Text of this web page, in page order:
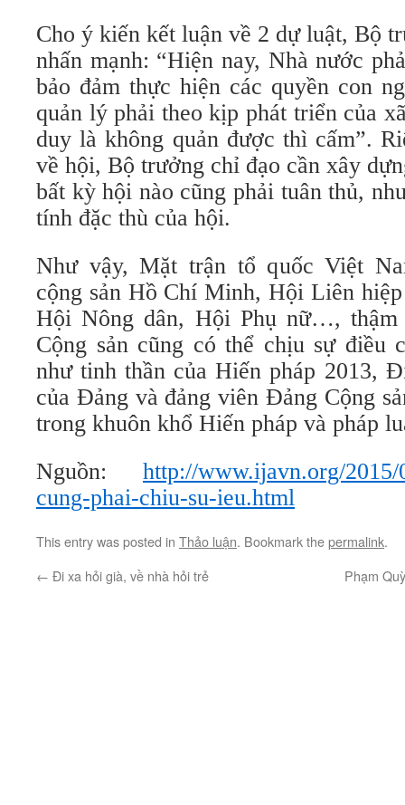
Cho ý kiến kết luận về 2 dự luật, Bộ
nhấn mạnh: “Hiện nay, Nhà nước
bảo đảm thực hiện các quyền con
quản lý phải theo kịp phát triển của
duy là không quản được thì cấm”.
về hội, Bộ trưởng chỉ đạo cần xây
bất kỳ hội nào cũng phải tuân thủ,
tính đặc thù của hội.
Như vậy, Mặt trận tổ quốc Việt
cộng sản Hồ Chí Minh, Hội Liên
Hội Nông dân, Hội Phụ nữ…,
Cộng sản cũng có thể chịu sự điều
như tinh thần của Hiến pháp 2013,
của Đảng và đảng viên Đảng Cộng
trong khuôn khổ Hiến pháp và pháp
Nguồn: http://www.ijavn.org/2015/
cung-phai-chiu-su-ieu.html
This entry was posted in Thảo luận. Bookmark thepermalink.
← Đi xa hỏi già, về nhà hỏi trẻ Phạm